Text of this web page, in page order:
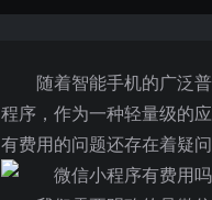
随着智能手机的广泛
程序，作为一种轻量级的
有费用的问题还存在着疑